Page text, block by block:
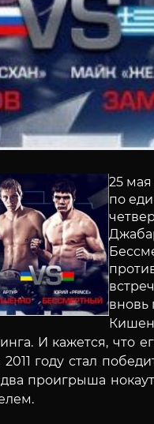
25
по
вновь
И кажется, что
году стал
проигрыша